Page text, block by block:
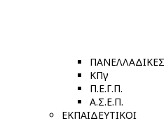
ΠΑΝΕΛΛΑΔΙΚΕΣ
ΚΠγ
Π.Ε.Γ.Π.
Α.Σ.Ε.Π.
ΕΚΠΑΙΔΕΥΤΙΚΟΙ